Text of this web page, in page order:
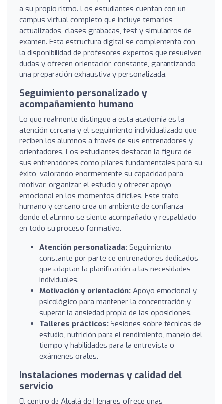
a su propio ritmo. Los estudiantes cuentan con un
campus virtual completo que incluye temarios
actualizados, clases grabadas, test y simulacros de
examen. Esta estructura digital se complementa con
la disponibilidad de profesores expertos que resuelven
dudas y ofrecen orientación constante, garantizando
una preparación exhaustiva y personalizada.
Seguimiento personalizado y
acompañamiento humano
Lo que realmente distingue a esta academia es la
atención cercana y el seguimiento individualizado que
reciben los alumnos a través de sus entrenadores y
orientadores. Los estudiantes destacan la figura de
sus entrenadores como pilares fundamentales para su
éxito, valorando enormemente su capacidad para
motivar, organizar el estudio y ofrecer apoyo
emocional en los momentos difíciles. Este trato
humano y cercano crea un ambiente de confianza
donde el alumno se siente acompañado y respaldado
en todo su proceso formativo.
Atención personalizada: Seguimiento
constante por parte de entrenadores dedicados
que adaptan la planificación a las necesidades
individuales.
Motivación y orientación: Apoyo emocional y
psicológico para mantener la concentración y
superar la ansiedad propia de las oposiciones.
Talleres prácticos: Sesiones sobre técnicas de
estudio, nutrición para el rendimiento, manejo del
tiempo y habilidades para la entrevista o
exámenes orales.
Instalaciones modernas y calidad del
servicio
El centro de Alcalá de Henares ofrece unas